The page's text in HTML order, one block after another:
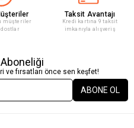
müşteriler
Taksit Avantajı
Kredi kartına 9 taksit
imkanıyla alışveriş
ve fırsatları önce sen keşfet!
ABONE OL